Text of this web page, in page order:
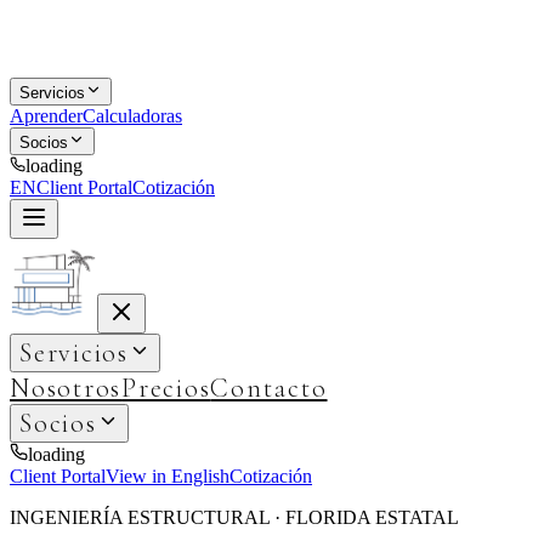
Servicios
AprenderCalculadoras
Socios
loading
ENClient PortalCotización
Servicios
NosotrosPreciosContacto
Socios
loading
Client PortalView in EnglishCotización
INGENIERÍA ESTRUCTURAL · FLORIDA ESTATAL